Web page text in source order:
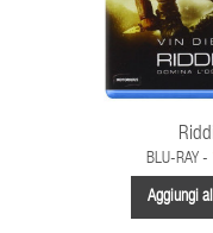
BLU-RAY -
Aggiungi